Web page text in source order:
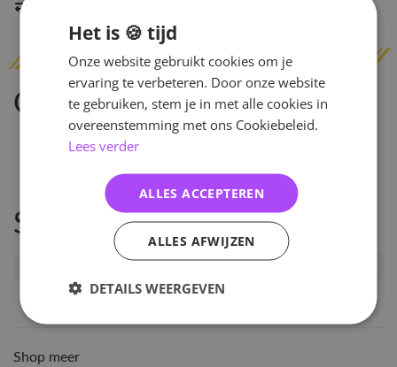
Omschrijving
Specificaties
71469
EAN nummer
1000000714692
Shop meer
Het is 🍪 tijd
Onze website gebruikt cookies om je
ervaring te verbeteren. Door onze website
te gebruiken, stem je in met alle cookies in
overeenstemming met ons Cookiebeleid.
Lees verder
ALLES ACCEPTEREN
ALLES AFWIJZEN
DETAILS WEERGEVEN